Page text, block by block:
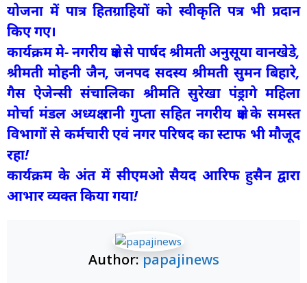
योजना में पात्र हितग्राहियों को स्वीकृति पत्र भी प्रदान
किए गए।
कार्यक्रम मे- नगरीय क्षेत्र से पार्षद श्रीमती अनुसूया वानखेडे,
श्रीमती मोहनी जैन, जनपद सदस्य श्रीमती सुमन बिहारे,
गैस ऐजेन्सी संचालिका श्रीमति सुरेखा पंड्रागे महिला
मोर्चा मंडल अध्यक्ष रानी गुप्ता सहित नगरीय क्षेत्र के समस्त
विभागों से कर्मचारी एवं नगर परिषद का स्टाफ भी मौजूद
रहा!
कार्यक्रम के अंत में सीएमओ सैयद आरिफ हुसैन द्वारा
आभार व्यक्त किया गया!
Author:papajinews